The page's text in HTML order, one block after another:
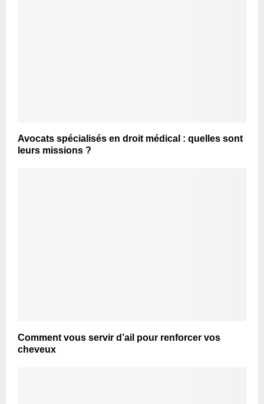
Avocats spécialisés en droit médical : quelles sont
leurs missions ?
Comment vous servir d’ail pour renforcer vos
cheveux